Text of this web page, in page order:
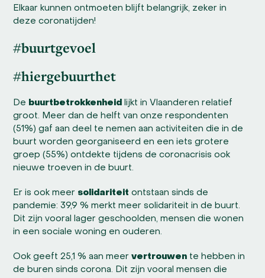
Elkaar kunnen ontmoeten blijft belangrijk, zeker in
deze coronatijden!
#buurtgevoel
#hiergebuurthet
De buurtbetrokkenheid
lijkt in Vlaanderen relatief
groot. Meer dan de helft van onze respondenten
(51%) gaf aan deel te nemen aan activiteiten die in de
buurt worden georganiseerd en een iets grotere
groep (55%) ontdekte tijdens de coronacrisis ook
nieuwe troeven in de buurt.
Er is ook meer solidariteit ontstaan sinds de
pandemie: 39,9 % merkt meer solidariteit in de buurt.
Dit zijn vooral lager geschoolden, mensen die wonen
in een sociale woning en ouderen.
Ook geeft 25,1 % aan meervertrouwen te hebben in
de buren sinds corona. Dit zijn vooral mensen die